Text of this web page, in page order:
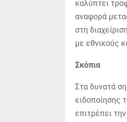
καλύπτει
αναφορά
στη
με εθνικούς
Σκόπια
Στα δυνατά
ειδοποίησης
επιτρέπει